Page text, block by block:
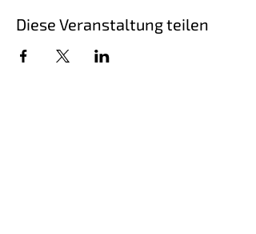
Diese Veranstaltung teilen